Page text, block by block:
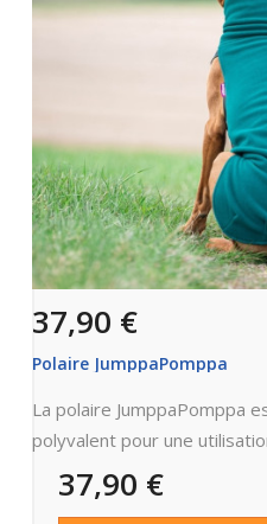
37,90 €
Polaire JumppaPomppa
La polaire JumppaPomppa
polyvalent pour une
37,90 €